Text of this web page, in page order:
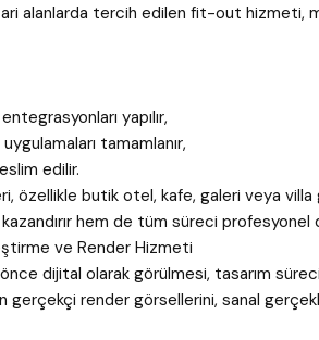
alanlarda tercih edilen fit-out hizmeti,
yapılır,
tamamlanır,
edilir.
özellikle butik otel, kafe, galeri veya
hem de tüm süreci
ve Render Hizmeti
dijital olarak görülmesi, tasarım
render görsellerini, sanal